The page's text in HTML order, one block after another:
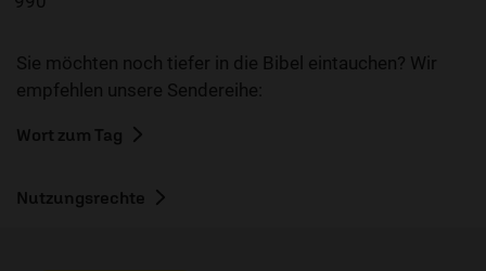
Sie möchten noch tiefer in die Bibel eintauchen? Wir
empfehlen unsere Sendereihe:
Wort zum Tag
Nutzungsrechte